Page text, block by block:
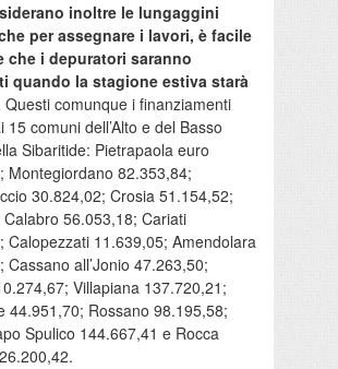
inoltre le lungaggini
per assegnare i lavori, è facile
che i depuratori saranno
quando la stagione estiva starà
Questi comunque i finanziamenti
15 comuni dell’Alto e del Basso
Sibaritide: Pietrapaola euro
Montegiordano 82.353,84;
30.824,02; Crosia 51.154,52;
56.053,18; Cariati
Calopezzati 11.639,05; Amendolara
Cassano all’Jonio 47.263,50;
Villapiana 137.720,21;
44.951,70; Rossano 98.195,58;
Spulico 144.667,41 e Rocca